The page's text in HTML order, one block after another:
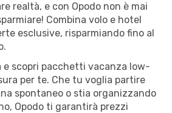
realtà, e con Opodo non è mai
Combina volo e hotel
esclusive, risparmiando fino al
e scopri pacchetti vacanza low-
per te. Che tu voglia partire
spontaneo o stia organizzando
Opodo ti garantirà prezzi